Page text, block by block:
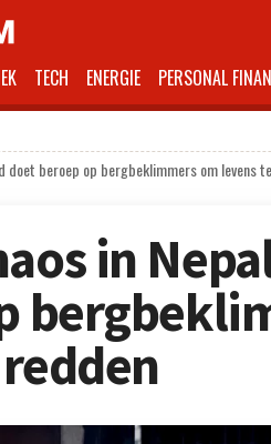
TECH ENERGIE PERSONAL
doet beroep op bergbeklimmers om levens
in